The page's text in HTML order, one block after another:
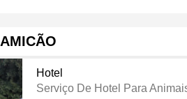
AMICÃO
Hotel
Serviço De Hotel Para